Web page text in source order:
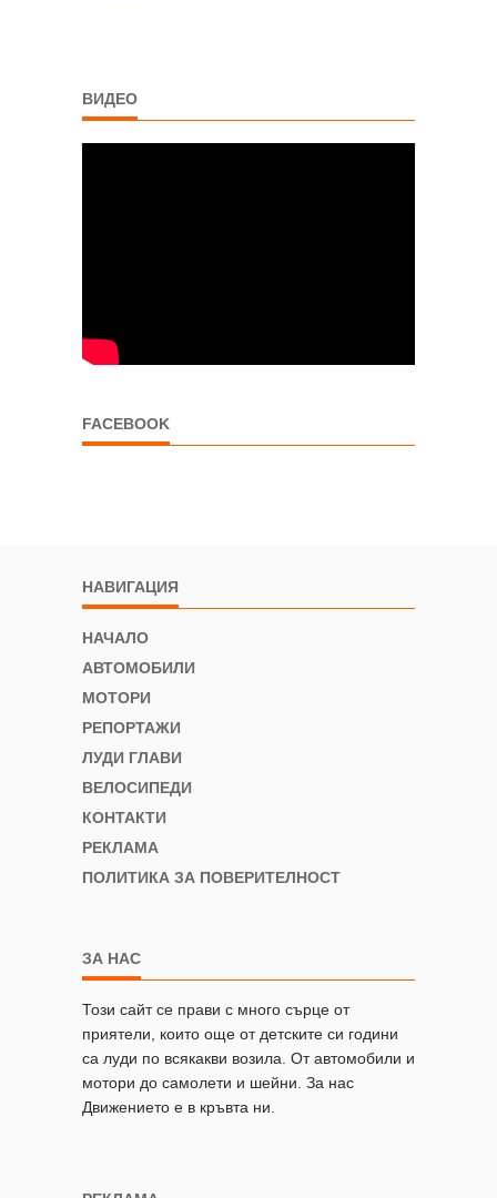
ВИДЕО
FACEBOOK
НАВИГАЦИЯ
НАЧАЛО
АВТОМОБИЛИ
МОТОРИ
РЕПОРТАЖИ
ЛУДИ ГЛАВИ
ВЕЛОСИПЕДИ
КОНТАКТИ
РЕКЛАМА
ПОЛИТИКА ЗА ПОВЕРИТЕЛНОСТ
ЗА НАС
Този сайт се прави с много сърце от
приятели, които още от детските си години
са луди по всякакви возила. От автомобили и
мотори до самолети и шейни. За нас
Движението е в кръвта ни.